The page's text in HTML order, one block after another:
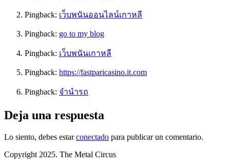
Pingback: เว็บพนันออนไลน์เกาหลี
Pingback: go to my blog
Pingback: เว็บพนันเกาหลี
Pingback: https://fastparicasino.it.com
Pingback: จำนำรถ
Deja una respuesta
Lo siento, debes estarconectado para publicar un comentario.
Copyright 2025. The Metal Circus